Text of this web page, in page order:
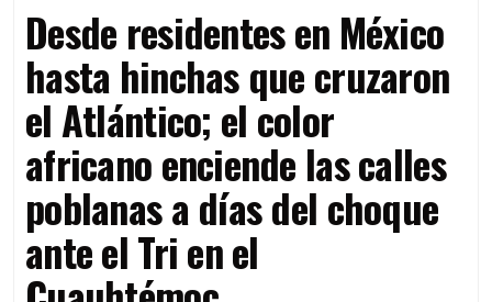
Desde residentes en México
hasta hinchas que cruzaron
el Atlántico; el color
africano enciende las calles
poblanas a días del choque
ante el Tri en el